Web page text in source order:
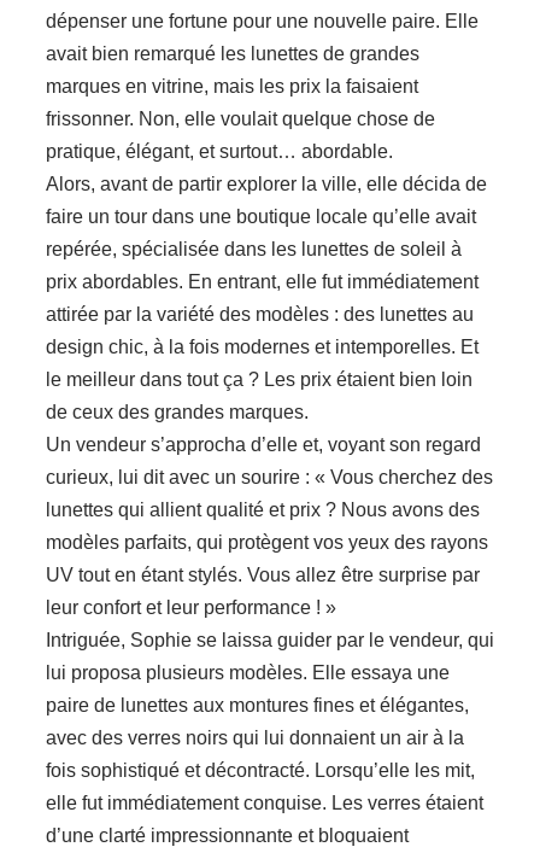
dépenser une fortune pour une nouvelle paire. Elle
avait bien remarqué les lunettes de grandes
marques en vitrine, mais les prix la faisaient
frissonner. Non, elle voulait quelque chose de
pratique, élégant, et surtout… abordable.
Alors, avant de partir explorer la ville, elle décida de
faire un tour dans une boutique locale qu’elle avait
repérée, spécialisée dans les lunettes de soleil à
prix abordables. En entrant, elle fut immédiatement
attirée par la variété des modèles : des lunettes au
design chic, à la fois modernes et intemporelles. Et
le meilleur dans tout ça ? Les prix étaient bien loin
de ceux des grandes marques.
Un vendeur s’approcha d’elle et, voyant son regard
curieux, lui dit avec un sourire : « Vous cherchez des
lunettes qui allient qualité et prix ? Nous avons des
modèles parfaits, qui protègent vos yeux des rayons
UV tout en étant stylés. Vous allez être surprise par
leur confort et leur performance ! »
Intriguée, Sophie se laissa guider par le vendeur, qui
lui proposa plusieurs modèles. Elle essaya une
paire de lunettes aux montures fines et élégantes,
avec des verres noirs qui lui donnaient un air à la
fois sophistiqué et décontracté. Lorsqu’elle les mit,
elle fut immédiatement conquise. Les verres étaient
d’une clarté impressionnante et bloquaient